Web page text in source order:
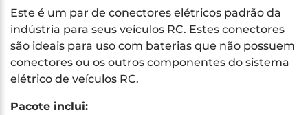
Este é um par de conectores elétricos padrão da
indústria para seus veículos RC. Estes conectores
são ideais para uso com baterias que não possuem
conectores ou os outros componentes do sistema
elétrico de veículos RC.
Pacote inclui: